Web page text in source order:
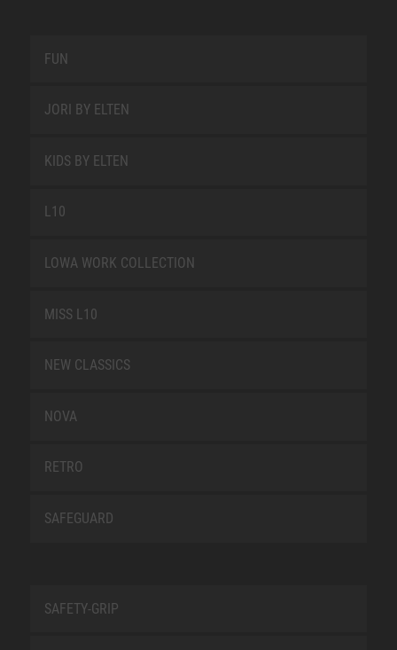
FUN
JORI BY ELTEN
KIDS BY ELTEN
L10
LOWA WORK COLLECTION
MISS L10
NEW CLASSICS
NOVA
RETRO
SAFEGUARD
SAFETY-GRIP